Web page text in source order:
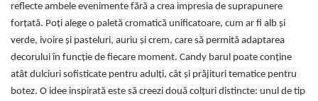
reflecte ambele evenimente fără a crea impresia de suprapunere
forțată. Poți alege o paletă cromatică unificatoare, cum ar fi alb și
verde, ivoire și pasteluri, auriu și crem, care să permită adaptarea
decorului în funcție de fiecare moment. Candy barul poate conține
atât dulciuri sofisticate pentru adulți, cât și prăjituri tematice pentru
botez. O idee inspirată este să creezi două colțuri distincte: unul de tip